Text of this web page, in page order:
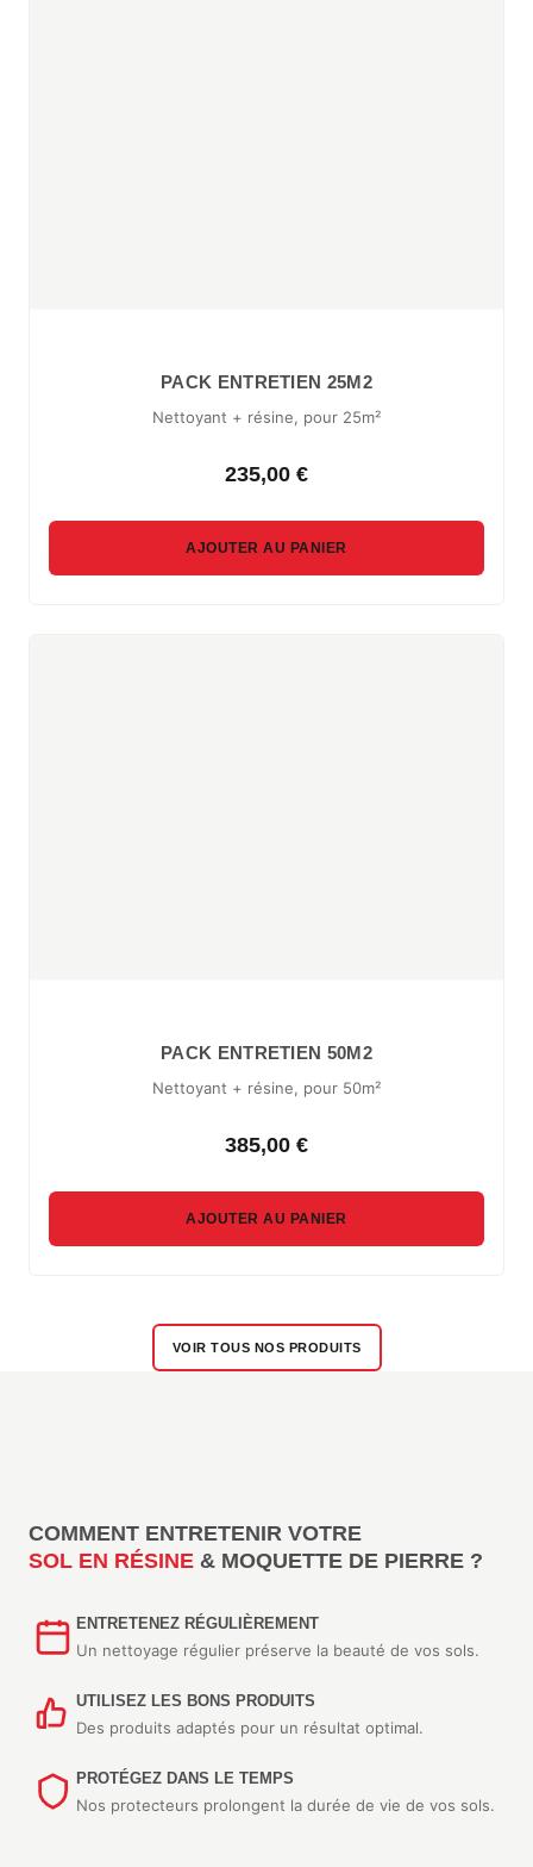
PACK ENTRETIEN 25M2
Nettoyant + résine, pour 25m²
235,00 €
AJOUTER AU PANIER
PACK ENTRETIEN 50M2
Nettoyant + résine, pour 50m²
385,00 €
AJOUTER AU PANIER
VOIR TOUS NOS PRODUITS
COMMENT ENTRETENIR VOTRE
SOL EN RÉSINE & MOQUETTE DE PIERRE ?
ENTRETENEZ RÉGULIÈREMENT
Un nettoyage régulier préserve la beauté de vos sols.
UTILISEZ LES BONS PRODUITS
Des produits adaptés pour un résultat optimal.
PROTÉGEZ DANS LE TEMPS
Nos protecteurs prolongent la durée de vie de vos sols.